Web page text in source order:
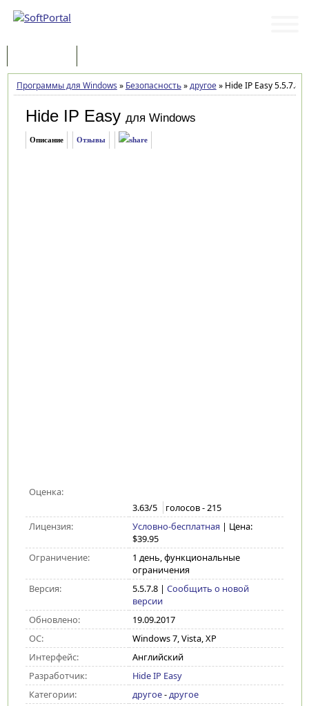
Программы для Windows » Безопасность»другое»Hide IP Easy 5.5.7.8
Hide IP Easy для Windows
Описание Отзывы
Оценка:
3.63/5 голосов -215
Лицензия:
Условно-бесплатная | Цена:
$39.95
Ограничение:
1 день, функциональные
ограничения
Версия:
5.5.7.8| Сообщить о новой
версии
Обновлено:
19.09.2017
ОС:
Windows 7, Vista, XP
Интерфейс:
Английский
Разработчик:
Hide IP Easy
Категории:
другое-другое